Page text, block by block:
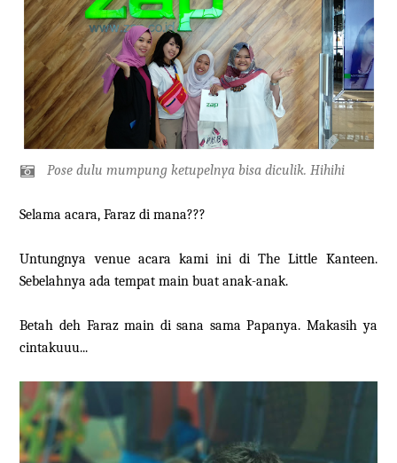
Pose dulu mumpung ketupelnya bisa diculik. Hihihi
Selama acara, Faraz di mana???
Untungnya venue acara kami ini di The Little Kanteen.
Sebelahnya ada tempat main buat anak-anak.
Betah deh Faraz main di sana sama Papanya. Makasih ya
cintakuuu...